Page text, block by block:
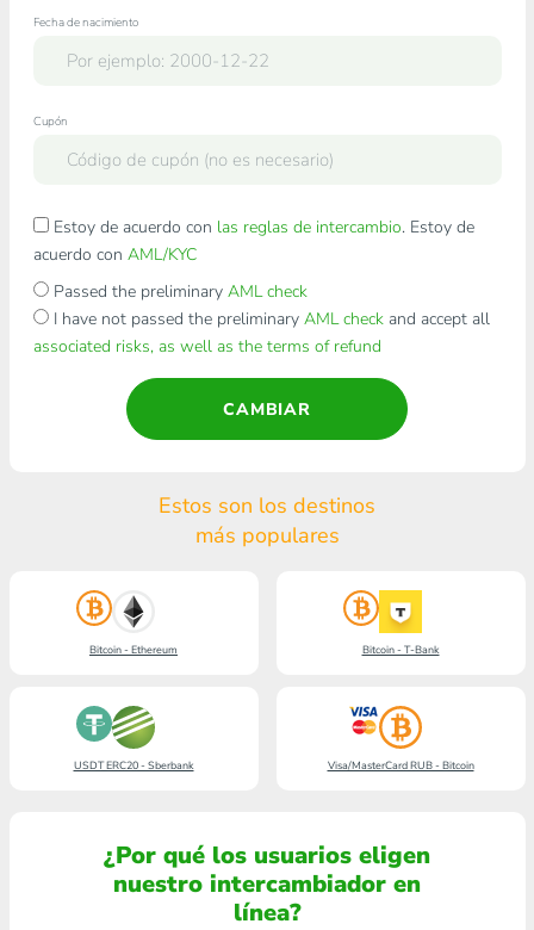
Fecha de nacimiento
Cupón
Estoy de acuerdo con las reglas de intercambio. Estoy de
acuerdo con AML/KYC
Passed the preliminary AML check
I have not passed the preliminary AML checkand accept all
associated risks, as well as the terms of refund
CAMBIAR
Estos son los destinos
más populares
Bitcoin - Ethereum Bitcoin - T-Bank
USDT ERC20 - Sberbank Visa/MasterCard RUB - Bitcoin
¿Por qué los usuarios eligen
nuestro intercambiador en
línea?